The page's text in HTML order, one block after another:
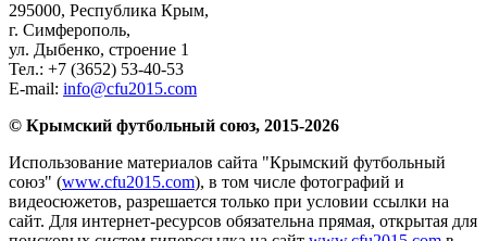
295000, Республика Крым,
г. Симферополь,
ул. Дыбенко, строение 1
Тел.: +7 (3652) 53-40-53
E-mail: info@cfu2015.com
© Крымский футбольный союз, 2015-2026
Использование материалов сайта "Крымский футбольный
союз" (www.cfu2015.com), в том числе фотографий и
видеосюжетов, разрешается только при условии ссылки на
сайт. Для интернет-ресурсов обязательна прямая, открытая для